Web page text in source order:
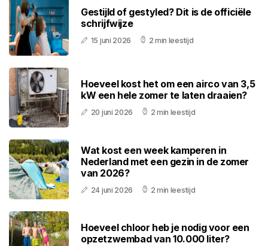
Gestijld of gestyled? Dit is de officiële
schrijfwijze
15 juni 2026 2 min leestijd
Hoeveel kost het om een airco van 3,5
kW een hele zomer te laten draaien?
20 juni 2026 2 min leestijd
Wat kost een week kamperen in
Nederland met een gezin in de zomer
van 2026?
24 juni 2026 2 min leestijd
Hoeveel chloor heb je nodig voor een
opzetzwembad van 10.000 liter?